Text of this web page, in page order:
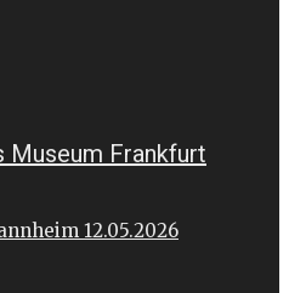
Museum Frankfurt